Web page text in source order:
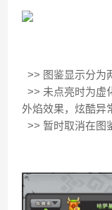
>> 图鉴显示分为
>> 未点亮时为虚
外焰效果，炫酷异
>> 暂时取消在图